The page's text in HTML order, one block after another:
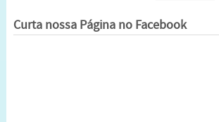
Curta nossa Página no Facebook